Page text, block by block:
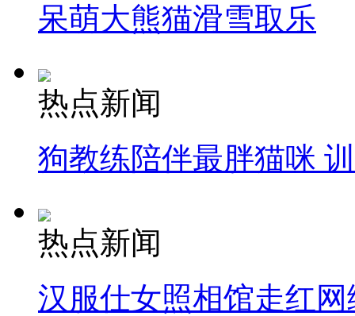
呆萌大熊猫滑雪取乐
热点新闻
狗教练陪伴最胖猫咪
热点新闻
汉服仕女照相馆走红网